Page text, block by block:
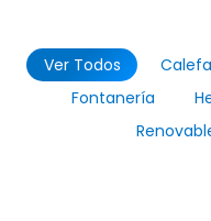
Ver Todos
Fontanería